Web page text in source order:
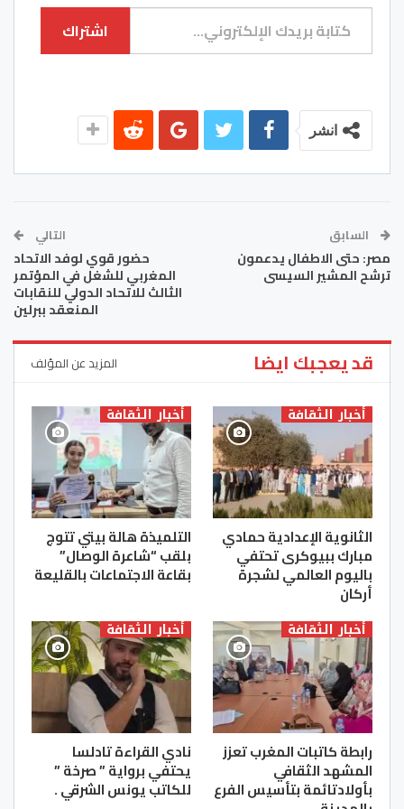
كتابة بريدك الإلكتروني...
اشتراك
انشر
السابق
مصر: حتى الاطفال يدعمون
ترشح المشير السيسى
التالي
حضور قوي لوفد الاتحاد
المغربي للشغل في المؤتمر
الثالث للاتحاد الدولي للنقابات
المنعقد ببرلين
قد يعجبك ايضا المزيد عن المؤلف
أخبار الثقافة
الثانوية الإعدادية حمادي
مبارك ببيوكرى تحتفي
باليوم العالمي لشجرة
أركان
أخبار الثقافة
التلميذة هالة بيتي تتوج
بلقب “شاعرة الوصال”
بقاعة الاجتماعات بالقليعة
أخبار الثقافة
رابطة كاتبات المغرب تعزز
المشهد الثقافي
بأولادتائمة بتأسيس الفرع
أخبار الثقافة
نادي القراءة تادلسا
يحتفي برواية ” صرخة ”
للكاتب يونس الشرقي .